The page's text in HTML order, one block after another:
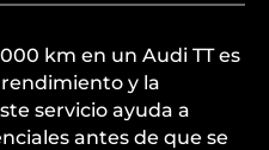
km en un Audi TT es
y la
servicio ayuda a
antes de que se